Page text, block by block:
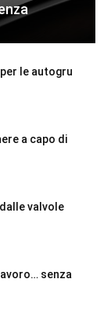
le autogru
a capo di
valvole
senza